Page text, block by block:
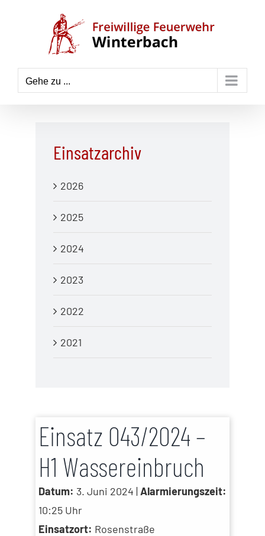
Gehe zu ...
Einsatz 043/2024 –
H1 Wassereinbruch
Datum: 3. Juni 2024 |Alarmierungszeit:
10:25 Uhr
Einsatzort: Rosenstraße
Einsatzarchiv
2026
2025
2024
2023
2022
2021